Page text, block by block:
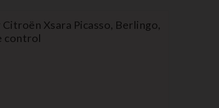
Xsara Picasso, Berlingo,
control